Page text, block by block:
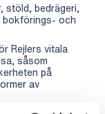
stöld, bedrägeri,
och
Rejlers vitala
såsom
på
av